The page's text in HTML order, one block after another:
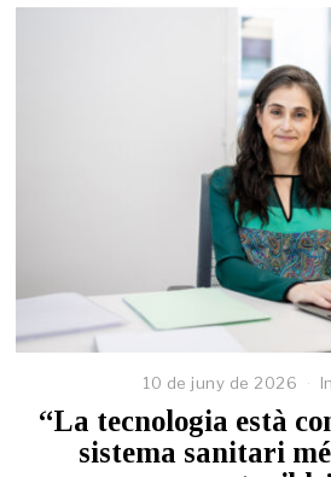
10 de juny de 2026
“La tecnologia està
sistema sanitari